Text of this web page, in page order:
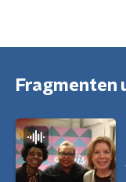
Fragmenten